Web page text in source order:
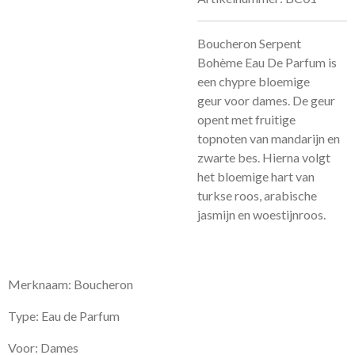
Boucheron Serpent
Bohème Eau De Parfum is
een chypre bloemige
geurvoor dames. De geur
opent met fruitige
topnoten van mandarijn en
zwarte bes. Hierna volgt
het bloemige hart van
turkse roos, arabische
jasmijn en woestijnroos.
Merknaam: Boucheron
Type: Eau de Parfum
Voor: Dames